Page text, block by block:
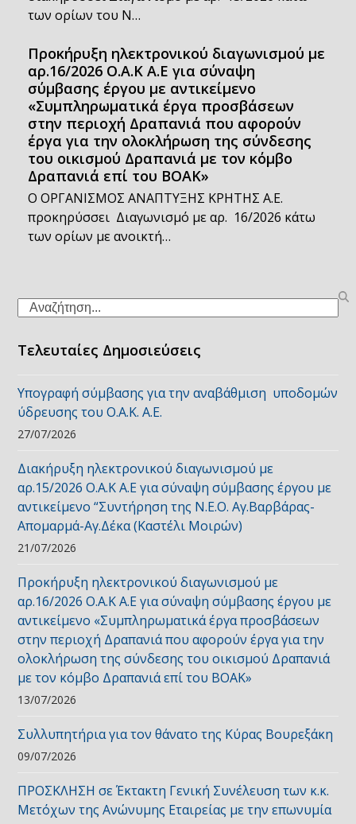
των ορίων του Ν…
Προκήρυξη ηλεκτρονικού διαγωνισμού με
αρ.16/2026 Ο.Α.Κ Α.Ε για σύναψη
σύμβασης έργου με αντικείμενο
«Συμπληρωματικά έργα προσβάσεων
στην περιοχή Δραπανιά που αφορούν
έργα για την ολοκλήρωση της σύνδεσης
του οικισμού Δραπανιά με τον κόμβο
Δραπανιά επί του ΒΟΑΚ»
Ο ΟΡΓΑΝΙΣΜΟΣ ΑΝΑΠΤΥΞΗΣ ΚΡΗΤΗΣ Α.Ε.
προκηρύσσει Διαγωνισμό με αρ. 16/2026 κάτω
των ορίων με ανοικτή…
Search
Τελευταίες Δημοσιεύσεις
Υπογραφή σύμβασης για την αναβάθμιση υποδομών
ύδρευσης του Ο.Α.Κ. Α.Ε.
27/07/2026
Διακήρυξη ηλεκτρονικού διαγωνισμού με
αρ.15/2026 Ο.Α.Κ Α.Ε για σύναψη σύμβασης έργου με
αντικείμενο “Συντήρηση της Ν.Ε.Ο. Αγ.Βαρβάρας-
Απομαρμά-Αγ.Δέκα (Καστέλι Μοιρών)
21/07/2026
Προκήρυξη ηλεκτρονικού διαγωνισμού με
αρ.16/2026 Ο.Α.Κ Α.Ε για σύναψη σύμβασης έργου με
αντικείμενο «Συμπληρωματικά έργα προσβάσεων
στην περιοχή Δραπανιά που αφορούν έργα για την
ολοκλήρωση της σύνδεσης του οικισμού Δραπανιά
με τον κόμβο Δραπανιά επί του ΒΟΑΚ»
13/07/2026
Συλλυπητήρια για τον θάνατο της Κύρας Βουρεξάκη
09/07/2026
ΠΡΟΣΚΛΗΣΗ σε Έκτακτη Γενική Συνέλευση των κ.κ.
Μετόχων της Ανώνυμης Εταιρείας με την επωνυμία